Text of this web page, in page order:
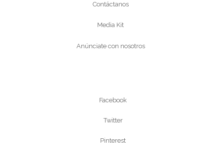
Contáctanos
Media Kit
Anúnciate con nosotros
Facebook
Twitter
Pinterest